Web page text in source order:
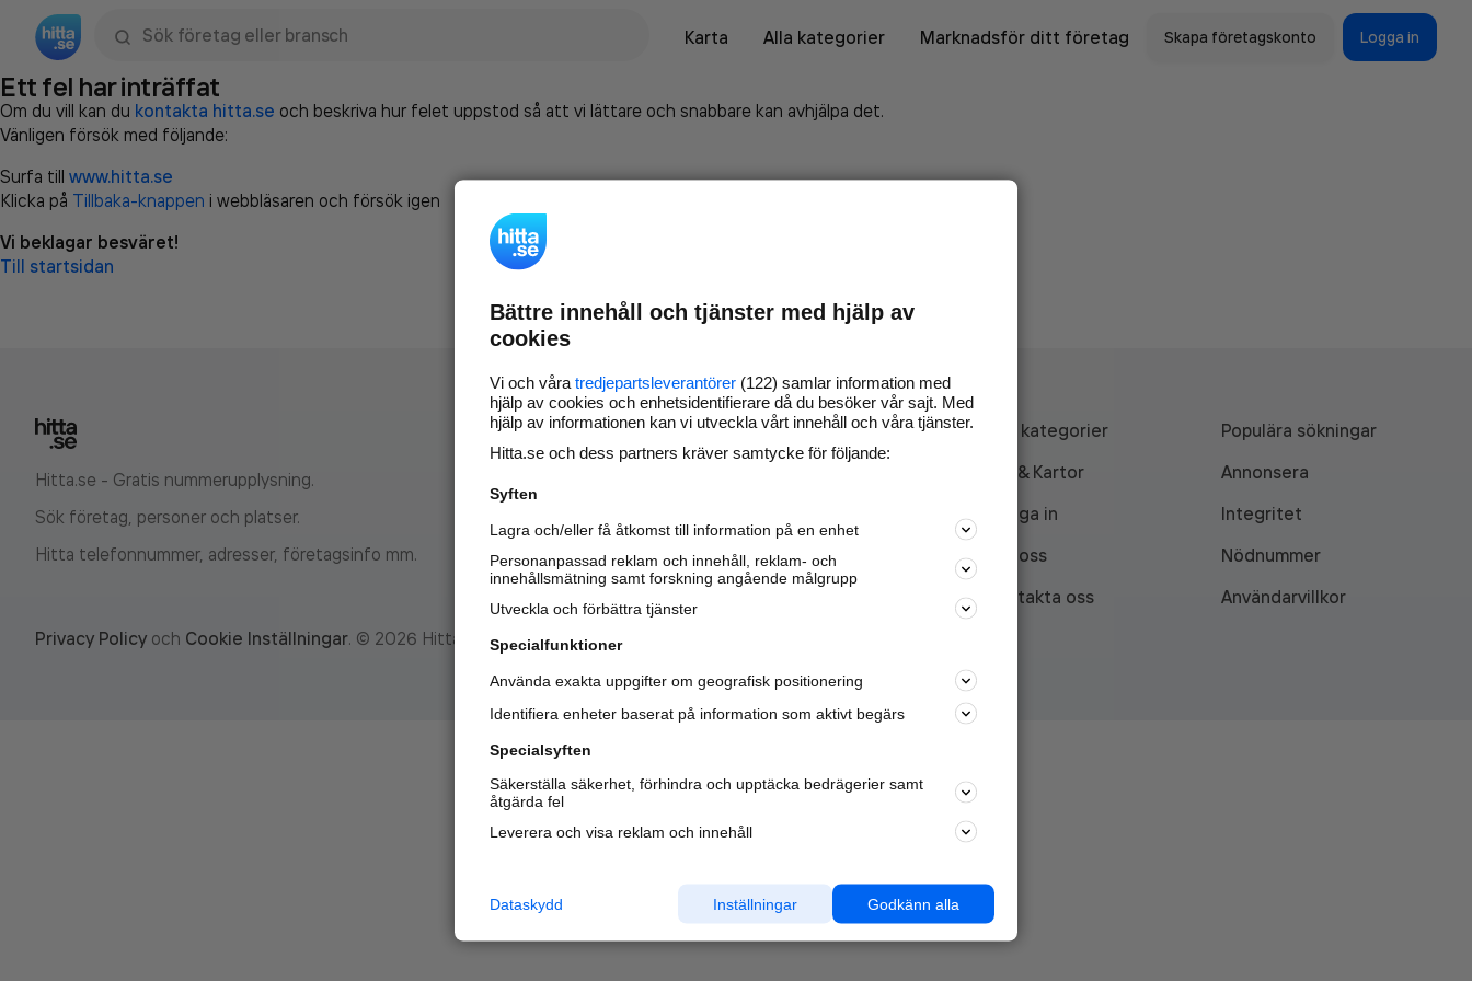
Karta
Alla kategorier Marknadsför ditt företag Skapa företagskonto Logga in
Ett fel har inträffat
Om du vill kan du kontakta hitta.se och beskriva hur felet uppstod så att vi lättare och snabbare kan avhjälpa det.
Vänligen försök med följande:
Surfa till www.hitta.se
Klicka på Tillbaka-knappen i webbläsaren och försök igen
Vi beklagar besväret!
Till startsidan
Hitta.se - Gratis nummerupplysning.
Sök företag, personer och platser.
Hitta telefonnummer, adresser, företagsinfo mm.
Marknadsför företaget på
nya kunder och
samarbetspartners nära dig.
Läs mer här
Alla kategorier
Populära sökningar
API & Kartor
Annonsera
Logga in
Integritet
Om oss
Nödnummer
Kontakta oss
Användarvillkor
Privacy Policy och Cookie Inställningar. © 2026 Hitta.se
Bättre innehåll och tjänster med hjälp av
cookies
Vi och våra tredjepartsleverantörer (122) samlar information med
hjälp av cookies och enhetsidentifierare då du besöker vår sajt. Med
hjälp av informationen kan vi utveckla vårt innehåll och våra tjänster.
Hitta.se och dess partners kräver samtycke för följande:
Syften
Lagra och/eller få åtkomst till information på en enhet
Personanpassad reklam och innehåll, reklam- och
innehållsmätning samt forskning angående målgrupp
Utveckla och förbättra tjänster
Specialfunktioner
Använda exakta uppgifter om geografisk positionering
Identifiera enheter baserat på information som aktivt begärs
Specialsyften
Säkerställa säkerhet, förhindra och upptäcka bedrägerier samt
åtgärda fel
Leverera och visa reklam och innehåll
Godkänn alla
Inställningar
Dataskydd